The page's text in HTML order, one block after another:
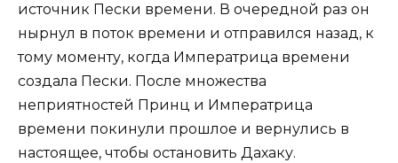
источник Пески времени. В очередной раз он
нырнул в поток времени и отправился назад, к
тому моменту, когда Императрица времени
создала Пески. После множества
неприятностей Принц и Императрица
времени покинули прошлое и вернулись в
настоящее, чтобы остановить Дахаку.